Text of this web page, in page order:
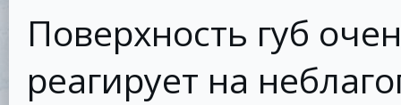
Поверхность губ
реагирует на